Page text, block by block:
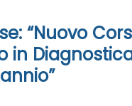
“Nuovo
in